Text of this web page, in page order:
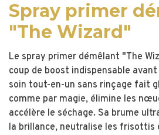
Spray primer
"The Wizard"
Le spray primer démêlant "The
coup de boost indispensable
soin tout-en-un sans rinçage fait
comme par magie, élimine les
accélère le séchage. Sa brume
la brillance, neutralise les frisottis